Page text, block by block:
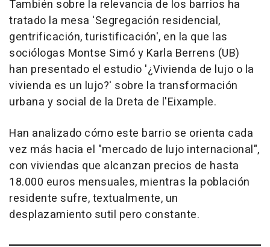
También sobre la relevancia de los barrios ha
tratado la mesa 'Segregación residencial,
gentrificación, turistificación', en la que las
sociólogas Montse Simó y Karla Berrens (UB)
han presentado el estudio '¿Vivienda de lujo o la
vivienda es un lujo?' sobre la transformación
urbana y social de la Dreta de l'Eixample.
Han analizado cómo este barrio se orienta cada
vez más hacia el "mercado de lujo internacional",
con viviendas que alcanzan precios de hasta
18.000 euros mensuales, mientras la población
residente sufre, textualmente, un
desplazamiento sutil pero constante.